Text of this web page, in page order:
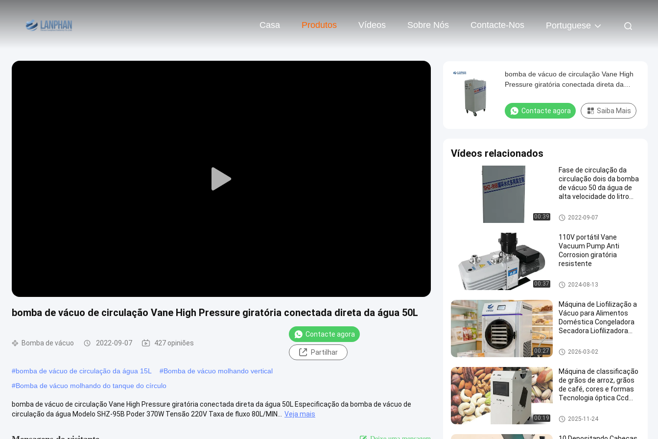
Casa Produtos Vídeos Sobre Nós Contacte-Nos Portuguese
Play
bomba de vácuo de circulação Vane High Pressure giratória conectada direta da água 50L
Bomba de vácuo 2022-09-07 427 opiniões
Contacte agora
Partilhar
#bomba de vácuo de circulação da água 15L #Bomba de vácuo molhando vertical
#Bomba de vácuo molhando do tanque do círculo
bomba de vácuo de circulação Vane High Pressure giratória conectada direta da água 50L Especificação da bomba de vácuo de
circulação da água Modelo SHZ-95B Poder 370W Tensão 220V Taxa de fluxo 80L/MIN...
Veja mais
bomba de vácuo de circulação Vane High
Pressure giratória conectada direta da
Contacte agora Saiba Mais
Vídeos relacionados
00:39
Fase de circulação da
circulação dois da bomba
de vácuo 50 da água de
alta velocidade do litro
Bomba de vácuo
2022-09-07
00:37
110V portátil Vane
Vacuum Pump Anti
Corrosion giratória
resistente
Bomba de vácuo
2024-08-13
00:27
Máquina de Liofilização a
Vácuo para Alimentos
Doméstica Congeladora
Secadora Liofilizadora
Secador de gelo do vácuo
2026-03-02
00:19
Máquina de classificação
de grãos de arroz, grãos
de café, cores e formas
Tecnologia óptica Ccd
Máquina do classificador da c
or
2025-11-24